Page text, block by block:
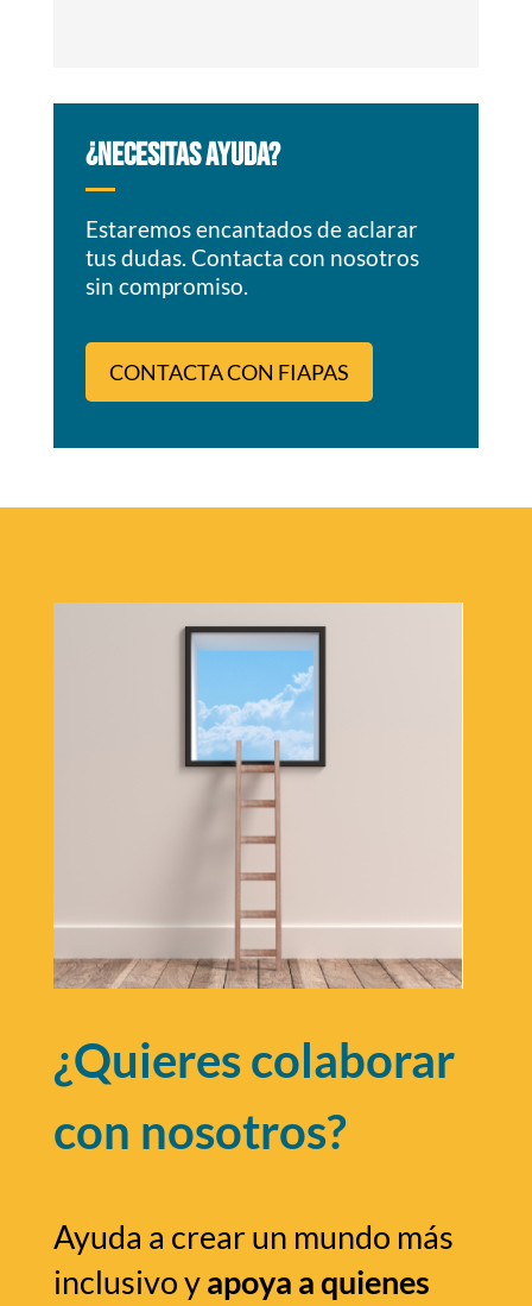
¿NECESITAS AYUDA?
Estaremos encantados de aclarar
tus dudas. Contacta con nosotros
sin compromiso.
CONTACTA CON FIAPAS
¿Quieres colaborar
con nosotros?
Ayuda a crear un mundo más
inclusivo yapoya a quienes